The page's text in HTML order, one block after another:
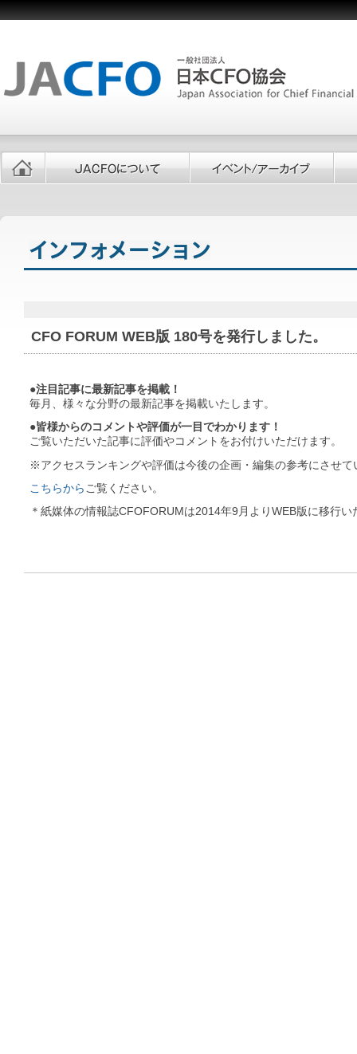
CFO FORUM WEB版 180号を発行しました。
●注目記事に最新記事を掲載！
毎月、様々な分野の最新記事を掲載いたします。
●皆様からのコメントや評価が一目でわかります！
ご覧いただいた記事に評価やコメントをお付けいただけます。
※アクセスランキングや評価は今後の企画・編集の参考にさせて
こちらから ご覧ください。
＊紙媒体の情報誌CFOFORUMは2014年9月よりWEB版に移行い